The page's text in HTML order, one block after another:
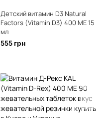
Детский витамин D3 Natural
Factors (Vitamin D3) 400 МЕ 15
мл
555 грн